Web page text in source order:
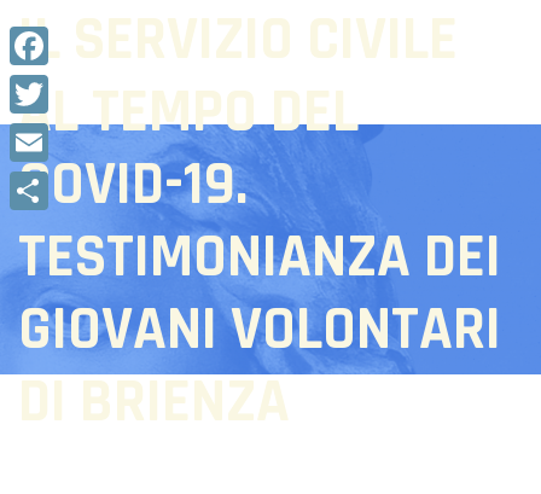
IL SERVIZIO CIVILE
AL TEMPO DEL
COVID-19.
TESTIMONIANZA DEI
GIOVANI VOLONTARI
DI BRIENZA
Facebook
Twitter
Email
Condividi